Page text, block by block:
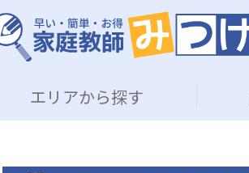
エリアから探す